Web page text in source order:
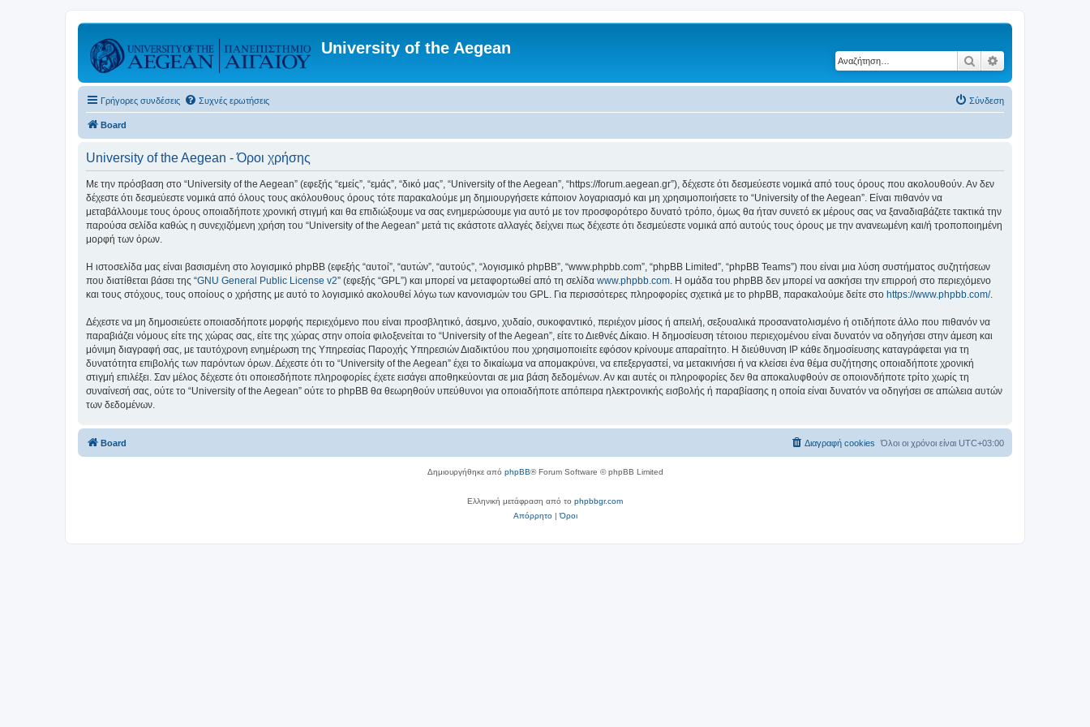
University of the Aegean
Αναζήτηση
Γρήγορες συνδέσεις Συχνές ερωτήσεις Σύνδεση
Board
University of the Aegean - Όροι χρήσης
Με την πρόσβαση στο “University of the Aegean” (εφεξής “εμείς”, “εμάς”, “δικό μας”, “University of the Aegean”, “https://forum.aegean.gr”), δέχεστε ότι δεσμεύεστε νομικά από τους όρους που ακολουθούν. Αν δεν
δέχεστε ότι δεσμεύεστε νομικά από όλους τους ακόλουθους όρους τότε παρακαλούμε μη δημιουργήσετε κάποιον λογαριασμό και μη χρησιμοποιήσετε το “University of the Aegean”. Είναι πιθανόν να
μεταβάλλουμε τους όρους οποιαδήποτε χρονική στιγμή και θα επιδιώξουμε να σας ενημερώσουμε για αυτό με τον προσφορότερο δυνατό τρόπο, όμως θα ήταν συνετό εκ μέρους σας να ξαναδιαβάζετε τακτικά την
παρούσα σελίδα καθώς η συνεχιζόμενη χρήση του “University of the Aegean” μετά τις εκάστοτε αλλαγές δείχνει πως δέχεστε ότι δεσμεύεστε νομικά από αυτούς τους όρους με την ανανεωμένη και/ή τροποποιημένη
μορφή των όρων.
Η ιστοσελίδα μας είναι βασισμένη στο λογισμικό phpBB (εφεξής “αυτοί”, “αυτών”, “αυτούς”, “λογισμικό phpBB”, “www.phpbb.com”, “phpBB Limited”, “phpBB Teams”) που είναι μια λύση συστήματος συζητήσεων
που διατίθεται βάσει της “GNU General Public License v2” (εφεξής “GPL”) και μπορεί να μεταφορτωθεί από τη σελίδα www.phpbb.com. Η ομάδα του phpBB δεν μπορεί να ασκήσει την επιρροή στο περιεχόμενο
και τους στόχους, τους οποίους ο χρήστης με αυτό το λογισμικό ακολουθεί λόγω των κανονισμών του GPL. Για περισσότερες πληροφορίες σχετικά με το phpBB, παρακαλούμε δείτε στο https://www.phpbb.com/.
Δέχεστε να μη δημοσιεύετε οποιασδήποτε μορφής περιεχόμενο που είναι προσβλητικό, άσεμνο, χυδαίο, συκοφαντικό, περιέχον μίσος ή απειλή, σεξουαλικά προσανατολισμένο ή οτιδήποτε άλλο που πιθανόν να
παραβιάζει νόμους είτε της χώρας σας, είτε της χώρας στην οποία φιλοξενείται το “University of the Aegean”, είτε το Διεθνές Δίκαιο. Η δημοσίευση τέτοιου περιεχομένου είναι δυνατόν να οδηγήσει στην άμεση και
μόνιμη διαγραφή σας, με ταυτόχρονη ενημέρωση της Υπηρεσίας Παροχής Υπηρεσιών Διαδικτύου που χρησιμοποιείτε εφόσον κρίνουμε απαραίτητο. Η διεύθυνση IP κάθε δημοσίευσης καταγράφεται για τη
δυνατότητα επιβολής των παρόντων όρων. Δέχεστε ότι το “University of the Aegean” έχει το δικαίωμα να απομακρύνει, να επεξεργαστεί, να μετακινήσει ή να κλείσει ένα θέμα συζήτησης οποιαδήποτε χρονική
στιγμή επιλέξει. Σαν μέλος δέχεστε ότι οποιεσδήποτε πληροφορίες έχετε εισάγει αποθηκεύονται σε μια βάση δεδομένων. Αν και αυτές οι πληροφορίες δεν θα αποκαλυφθούν σε οποιονδήποτε τρίτο χωρίς τη
συναίνεσή σας, ούτε το “University of the Aegean” ούτε το phpBB θα θεωρηθούν υπεύθυνοι για οποιαδήποτε απόπειρα ηλεκτρονικής εισβολής ή παραβίασης η οποία είναι δυνατόν να οδηγήσει σε απώλεια αυτών
των δεδομένων.
Board Όλοι οι χρόνοι είναι UTC+03:00
Διαγραφή cookies
Δημιουργήθηκε από phpBB® Forum Software © phpBB Limited
Ελληνική μετάφραση από το phpbbgr.com
Απόρρητο|Όροι